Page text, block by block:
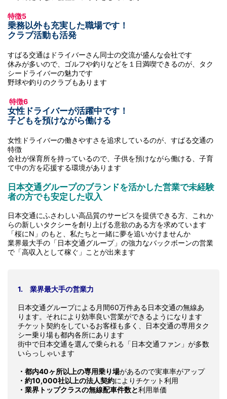
特徴5
乗務以外も充実した職場です！
クラブ活動も活発
すばる交通はドライバーさん同士の交流が盛んな会社です
休みが多いので、ゴルフや釣りなどを１日満喫できるのが、タク
シードライバーの魅力です
野球や釣りのクラブもあります
特徴6
女性ドライバーが活躍中です！
子どもを預けながら働ける
女性ドライバーの働きやすさを追求しているのが、すばる交通の
特徴
会社が保育所を持っているので、子供を預けながら働ける、子育
て中の方を応援する環境があります
日本交通グループのブランドを活かした営業で未経験
者の方でも安定した収入
日本交通にふさわしい高品質のサービスを提供できる方、これか
らの新しいタクシーを創り上げる意欲のある方を求めています
「桜にN」のもと、私たちと一緒に夢を追いかけませんか
業界最大手の「日本交通グループ」の強力なバックボーンの営業
で「高収入として稼ぐ」ことが出来ます
1. 業界最大手の営業力
日本交通グループによる月間60万件ある日本交通の無線あ
ります。それにより効率良い営業ができるようになります
チケット契約をしているお客様も多く、日本交通の専用タク
シー乗り場も都内各所にあります
街中で日本交通を選んで乗られる「日本交通ファン」が多数
いらっしゃいます
・都内40ヶ所以上の専用乗り場があるので実車率がアップ
・約10,000社以上の法人契約によりチケット利用
・業界トップクラスの無線配車件数と利用単価